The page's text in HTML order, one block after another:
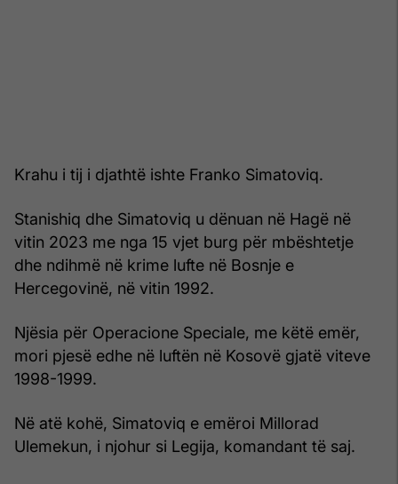
Krahu i tij i djathtë ishte Franko Simatoviq.
Stanishiq dhe Simatoviq u dënuan në Hagë në
vitin 2023 me nga 15 vjet burg për mbështetje
dhe ndihmë në krime lufte në Bosnje e
Hercegovinë, në vitin 1992.
Njësia për Operacione Speciale, me këtë emër,
mori pjesë edhe në luftën në Kosovë gjatë viteve
1998-1999.
Në atë kohë, Simatoviq e emëroi Millorad
Ulemekun, i njohur si Legija, komandant të saj.